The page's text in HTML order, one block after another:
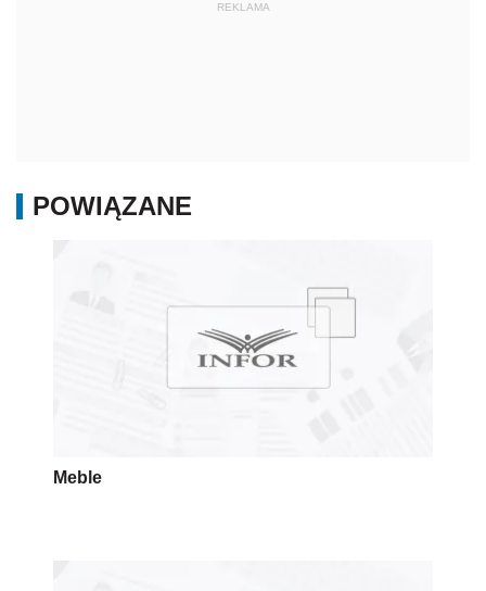
REKLAMA
POWIĄZANE
Meble